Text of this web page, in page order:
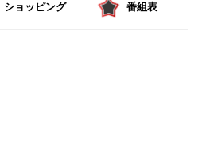
ショッピング 番組表